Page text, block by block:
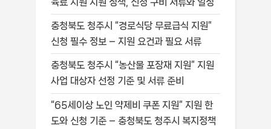
육료 지원 지원 정책, 신청 구비 서류와 일정
충청북도 청주시 “경로식당 무료급식 지원”
신청 필수 정보 – 지원 요건과 필요 서류
충청북도 청주시 “농산물 포장재 지원” 지원
사업 대상자 선정 기준 및 서류 준비
“65세이상 노인 약제비 쿠폰 지원” 지원 한
도와 신청 기준 – 충청북도 청주시 복지정책